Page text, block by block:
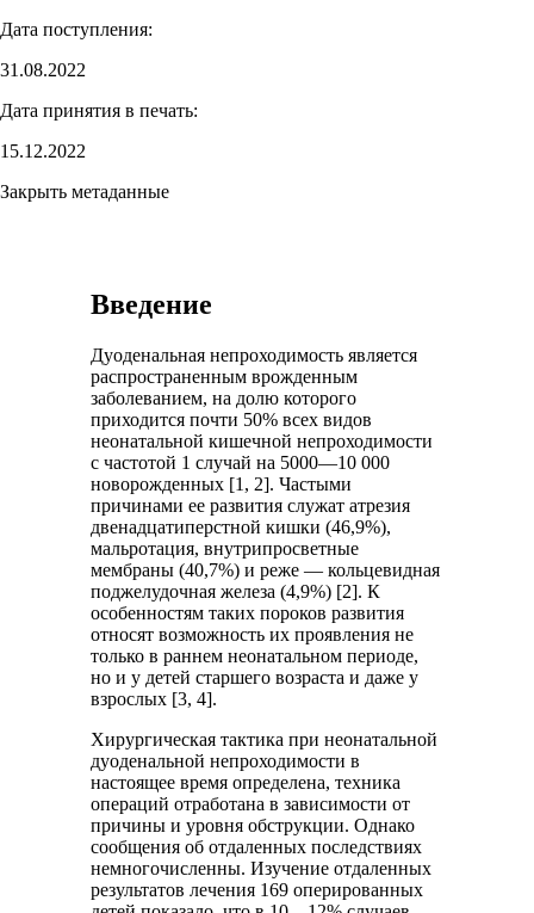
Дата поступления:
31.08.2022
Дата принятия в печать:
15.12.2022
Закрыть метаданные
Введение
Дуоденальная непроходимость является
распространенным врожденным
заболеванием, на долю которого
приходится почти 50% всех видов
неонатальной кишечной непроходимости
с частотой 1 случай на 5000—10 000
новорожденных [1, 2]. Частыми
причинами ее развития служат атрезия
двенадцатиперстной кишки (46,9%),
мальротация, внутрипросветные
мембраны (40,7%) и реже — кольцевидная
поджелудочная железа (4,9%) [2]. К
особенностям таких пороков развития
относят возможность их проявления не
только в раннем неонатальном периоде,
но и у детей старшего возраста и даже у
взрослых [3, 4].
Хирургическая тактика при неонатальной
дуоденальной непроходимости в
настоящее время определена, техника
операций отработана в зависимости от
причины и уровня обструкции. Однако
сообщения об отдаленных последствиях
немногочисленны. Изучение отдаленных
результатов лечения 169 оперированных